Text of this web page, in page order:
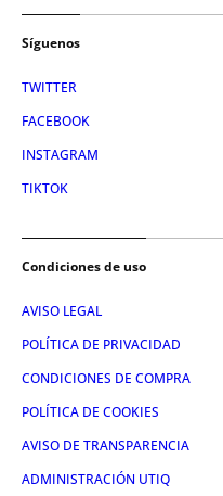
Síguenos
TWITTER
FACEBOOK
INSTAGRAM
TIKTOK
Condiciones de uso
AVISO LEGAL
POLÍTICA DE PRIVACIDAD
CONDICIONES DE COMPRA
POLÍTICA DE COOKIES
AVISO DE TRANSPARENCIA
ADMINISTRACIÓN UTIQ